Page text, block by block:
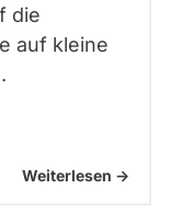
die
auf kleine
Weiterlesen ->